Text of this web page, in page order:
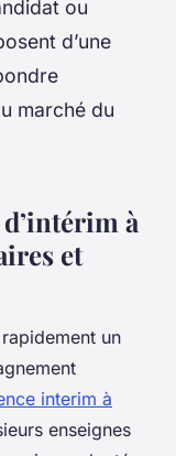
ou
d’une
marché du
à
et
un
interim à
enseignes